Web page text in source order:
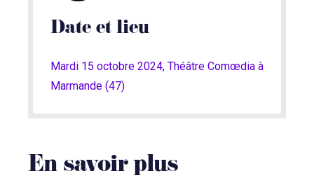
Date et lieu
Mardi 15 octobre 2024, Théâtre Comœdia à
Marmande (47)
En savoir plus